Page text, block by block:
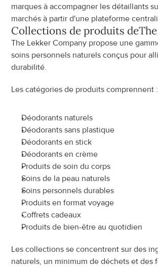
marques à accompagner les détaillants
marchés à partir d'une plateforme
Collections de produits de
The Lekker Company propose une
soins personnels naturels conçus pour
durabilité.
Les catégories de produits comprennent :
Déodorants naturels
Déodorants sans plastique
Déodorants en stick
Déodorants en crème
Produits de soin du corps
Soins de la peau naturels
Soins personnels durables
Produits en format voyage
Coffrets cadeaux
Produits de bien-être au quotidien
Les collections se concentrent sur des
naturels, un minimum de déchets et des